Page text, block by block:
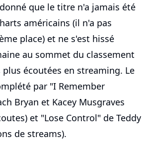
que le titre n'a jamais été
américains (il n'a pas
place) et ne s'est hissé
au sommet du classement
plus écoutées en streaming. Le
par "I Remember
Bryan et Kacey Musgraves
et "Lose Control" de Teddy
de streams).